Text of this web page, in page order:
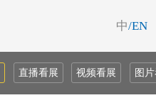
中/EN
直播看展 视频看展 图